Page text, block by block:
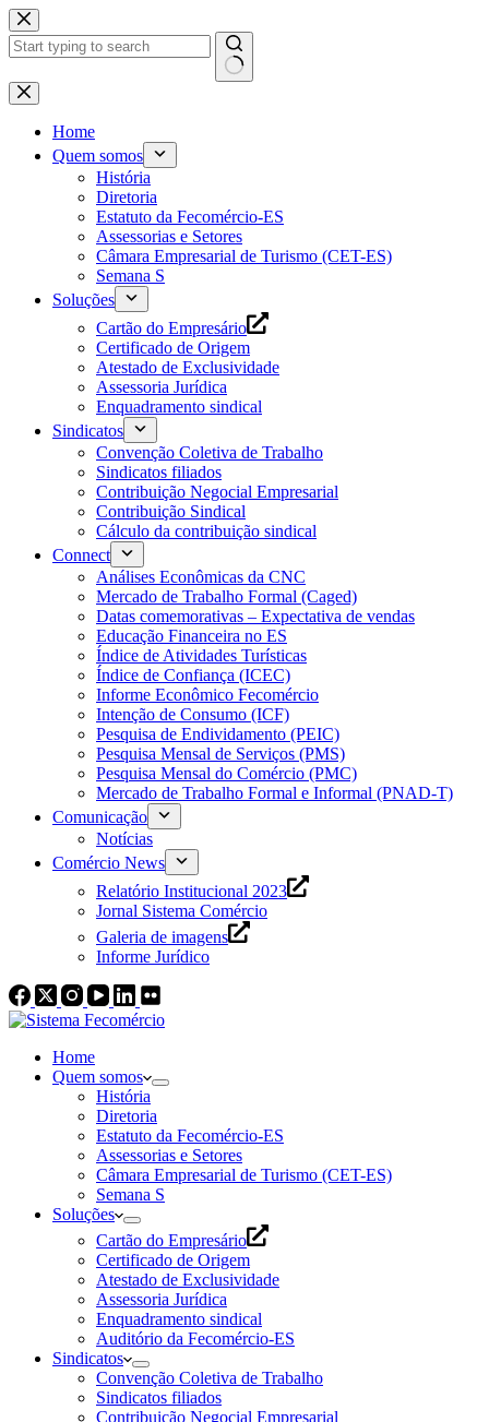
Pular
para
o
Home
Quem somos
História
Diretoria
Estatuto da Fecomércio-ES
Assessorias e Setores
Câmara Empresarial de Turismo (CET-ES)
Semana S
Soluções
Cartão do Empresário
Certificado de Origem
Atestado de Exclusividade
Assessoria Jurídica
Enquadramento sindical
Sindicatos
Convenção Coletiva de Trabalho
Sindicatos filiados
Contribuição Negocial Empresarial
Contribuição Sindical
Cálculo da contribuição sindical
Connect
Análises Econômicas da CNC
Mercado de Trabalho Formal (Caged)
Datas comemorativas – Expectativa de vendas
Educação Financeira no ES
Índice de Atividades Turísticas
Índice de Confiança (ICEC)
Informe Econômico Fecomércio
Intenção de Consumo (ICF)
Pesquisa de Endividamento (PEIC)
Pesquisa Mensal de Serviços (PMS)
Pesquisa Mensal do Comércio (PMC)
Mercado de Trabalho Formal e Informal (PNAD-T)
Comunicação
Notícias
Comércio News
Relatório Institucional 2023
Jornal Sistema Comércio
Galeria de imagens
Informe Jurídico
Home
Quem somos
História
Diretoria
Estatuto da Fecomércio-ES
Assessorias e Setores
Câmara Empresarial de Turismo (CET-ES)
Semana S
Soluções
Cartão do Empresário
Certificado de Origem
Atestado de Exclusividade
Assessoria Jurídica
Enquadramento sindical
Auditório da Fecomércio-ES
Sindicatos
Convenção Coletiva de Trabalho
Sindicatos filiados
Contribuição Negocial Empresarial